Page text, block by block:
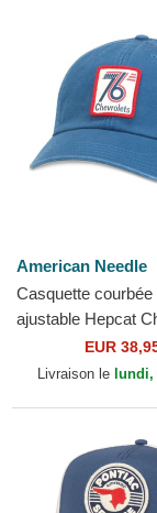
American Needle
Casquette courbée
ajustable Hepcat
76 American
EUR
Livraison le